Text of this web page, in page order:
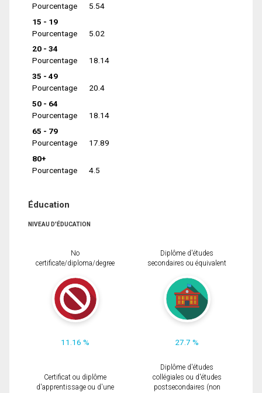
Pourcentage
5.54
15 - 19
Pourcentage
5.02
20 - 34
Pourcentage
18.14
35 - 49
Pourcentage
20.4
50 - 64
Pourcentage
18.14
65 - 79
Pourcentage
17.89
80+
Pourcentage
4.5
Éducation
NIVEAU D'ÉDUCATION
No
certificate/diploma/degree
11.16 %
Diplôme d'études
secondaires ou équivalent
27.7 %
Certificat ou diplôme
d'apprentissage ou d'une
Diplôme d'études
collégiales ou d'études
postsecondaires (non